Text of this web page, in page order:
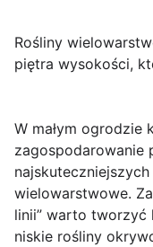
Rośliny
piętra wysokości,
W małym ogrodzie
zagospodarowanie
wielowarstwowe.
linii” warto tworzyć
niskie rośliny